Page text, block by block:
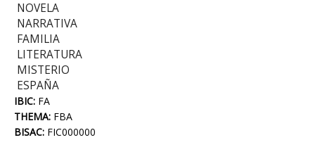
NOVELA
NARRATIVA
FAMILIA
LITERATURA
MISTERIO
ESPAÑA
IBIC: FA
THEMA: FBA
BISAC: FIC000000